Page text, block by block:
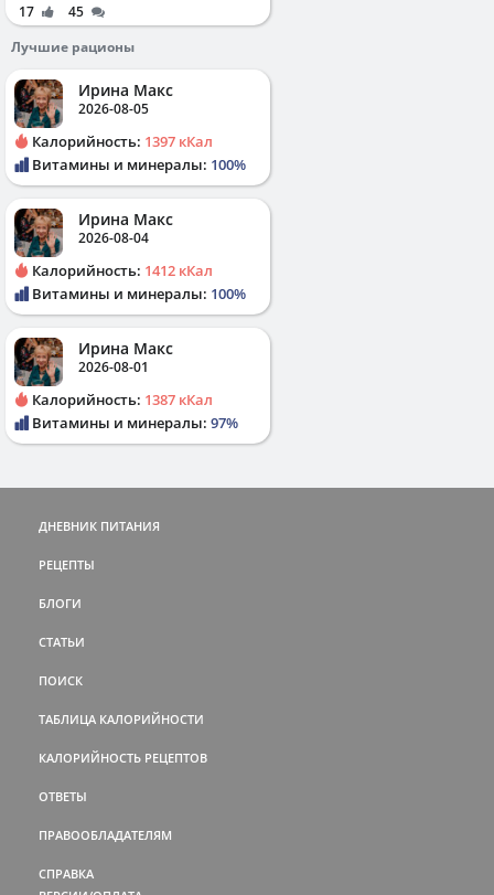
17
45
Лучшие рационы
Ирина Макс
2026-08-05
Калорийность: 1397 кКал
Витамины и минералы: 100%
Ирина Макс
2026-08-04
Калорийность: 1412 кКал
Витамины и минералы: 100%
Ирина Макс
2026-08-01
Калорийность: 1387 кКал
Витамины и минералы: 97%
ДНЕВНИК ПИТАНИЯ
РЕЦЕПТЫ
БЛОГИ
СТАТЬИ
ПОИСК
ТАБЛИЦА КАЛОРИЙНОСТИ
КАЛОРИЙНОСТЬ РЕЦЕПТОВ
ОТВЕТЫ
ПРАВООБЛАДАТЕЛЯМ
СПРАВКА